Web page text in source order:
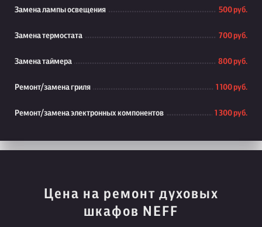
Замена лампы освещения 500 руб.
Замена термостата 700 руб.
Замена таймера 800 руб.
Ремонт/замена гриля 1 100 руб.
Ремонт/замена электронных компонентов 1 300 руб.
Цена на ремонт духовых
шкафов NEFF